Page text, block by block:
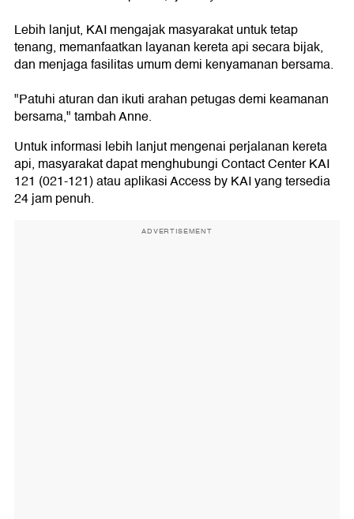
Lebih lanjut, KAI mengajak masyarakat untuk tetap
tenang, memanfaatkan layanan kereta api secara bijak,
dan menjaga fasilitas umum demi kenyamanan bersama.
"Patuhi aturan dan ikuti arahan petugas demi keamanan
bersama," tambah Anne.
Untuk informasi lebih lanjut mengenai perjalanan kereta
api, masyarakat dapat menghubungi Contact Center KAI
121 (021-121) atau aplikasi Access by KAI yang tersedia
24 jam penuh.
ADVERTISEMENT